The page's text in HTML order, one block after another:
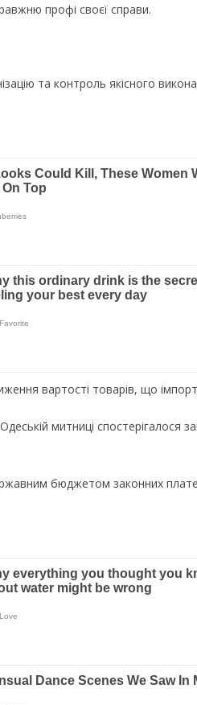
профі своєї справи.
та контроль якісного
вартості товарів, що
митниці спостерігалося
бюджетом законних